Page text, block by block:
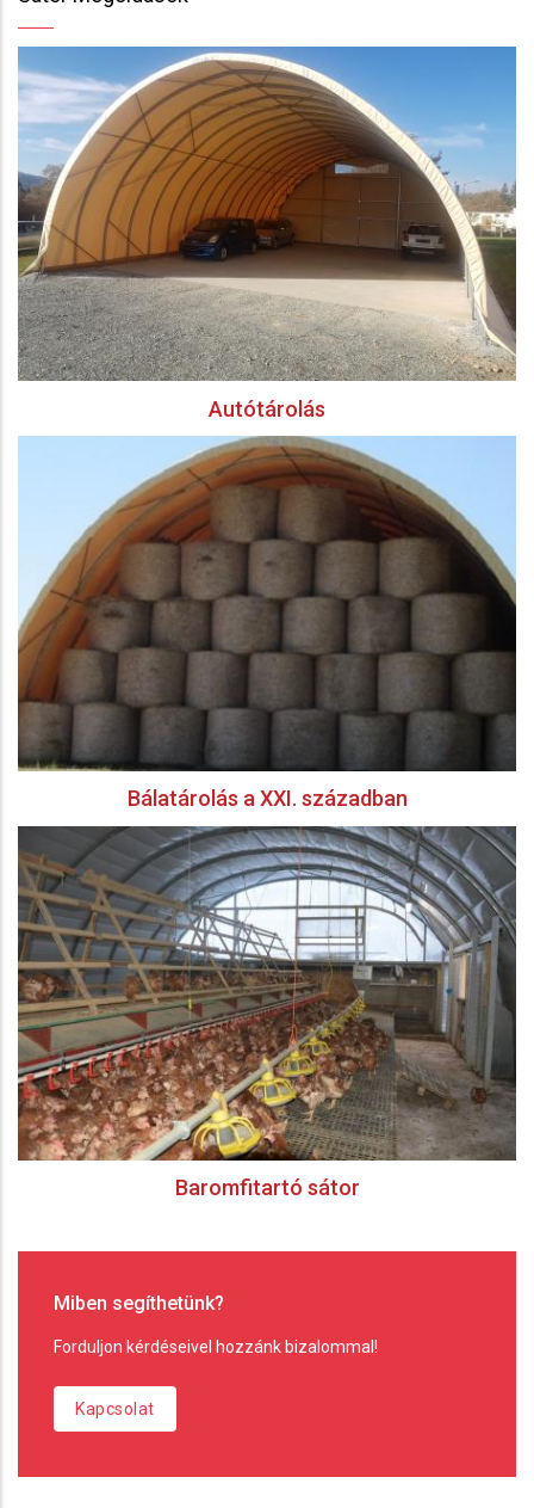
Autótárolás
Bálatárolás a XXI. században
Baromfitartó sátor
Miben segíthetünk?
Forduljon kérdéseivel hozzánk bizalommal!
Kapcsolat